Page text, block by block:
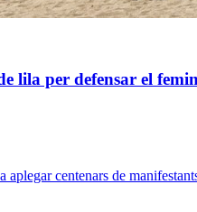
lila per defensar el